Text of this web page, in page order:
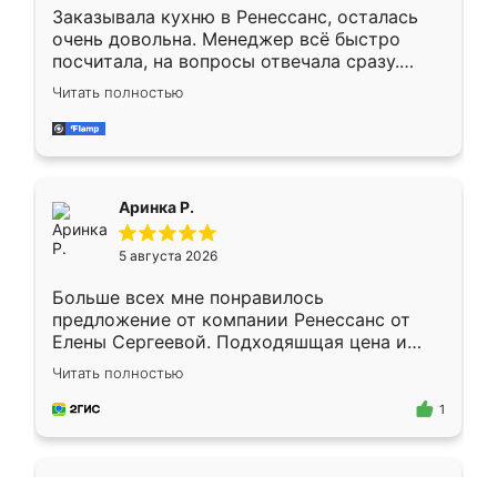
Заказывала кухню в Ренессанс, осталась
очень довольна. Менеджер всё быстро
посчитала, на вопросы отвечала сразу.
Замерщик приехал в субботу, подошёл к
делу со всей ответственностью. Собрали
за день, ребята работали аккуратно, даже
Читать полностью
Аринка Р.
5 августа 2026
Больше всех мне понравилось
предложение от компании Ренессанс от
Елены Сергеевой. Подходяшщая цена и
короткие сроки изготовления. Приехавший
для замера сотрудник Владислав
предложил по моему эскизу самый
Читать полностью
1